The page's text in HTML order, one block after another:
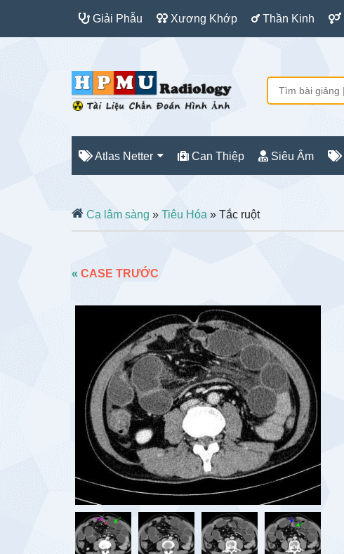
Giải Phẫu Xương Khớp Thần Kinh
Atlas Netter Can Thiệp Siêu Âm
Ca lâm sàng » Tiêu Hóa » Tắc ruột
« CASE TRƯỚC